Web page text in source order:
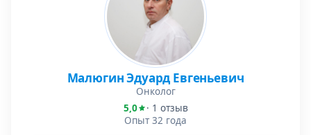
Малюгин Эдуард Евгеньевич
Онколог
5,0
· 1 отзыв
Опыт 32 года